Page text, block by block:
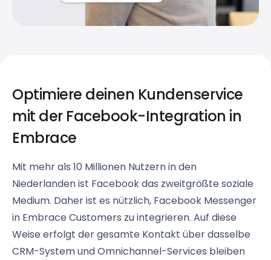
Optimiere deinen Kundenservice
mit der Facebook-Integration in
Embrace
Mit mehr als 10 Millionen Nutzern in den
Niederlanden ist Facebook das zweitgrößte soziale
Medium. Daher ist es nützlich, Facebook Messenger
in Embrace Customers zu integrieren. Auf diese
Weise erfolgt der gesamte Kontakt über dasselbe
CRM-System und Omnichannel-Services bleiben